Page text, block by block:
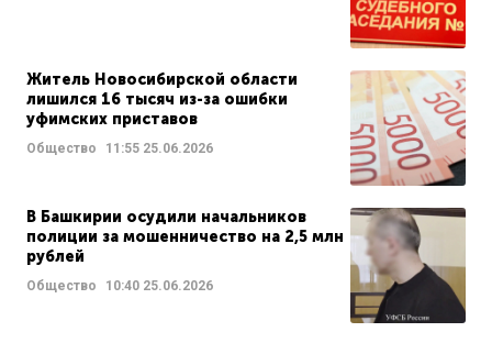
Житель Новосибирской области
лишился 16 тысяч из-за ошибки
уфимских приставов
Общество 11:55 25.06.2026
В Башкирии осудили начальников
полиции за мошенничество на 2,5 млн
рублей
Общество 10:40 25.06.2026